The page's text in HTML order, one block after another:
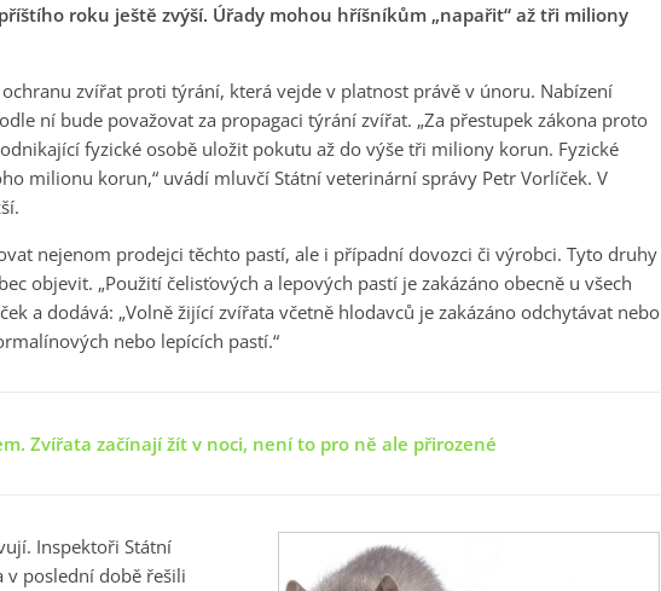
roku ještě zvýší. Úřady mohou hříšníkům „napařit“ až tři miliony
zvířat proti týrání, která vejde v platnost právě v únoru. Nabízení
ní bude považovat za propagaci týrání zvířat. „Za přestupek zákona proto
fyzické osobě uložit pokutu až do výše tři miliony korun. Fyzické
milionu korun,“ uvádí mluvčí Státní veterinární správy Petr Vorlíček. V
nejenom prodejci těchto pastí, ale i případní dovozci či výrobci. Tyto druhy
objevit. „Použití čelisťových a lepových pastí je zakázáno obecně u všech
a dodává: „Volně žijící zvířata včetně hlodavců je zakázáno odchytávat nebo
nebo lepících pastí.“
Zvířata začínají žít v noci, není to pro ně ale přirozené
Inspektoři Státní
v poslední době řešili